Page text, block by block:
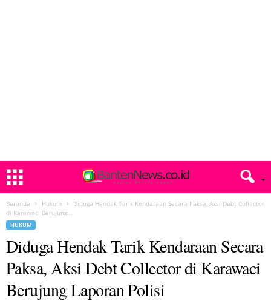
Beranda Hukum
Diduga Hendak Tarik Kendaraan Secara Paksa, Aksi Debt Collector
di Karawaci Berujung...
HUKUM
Diduga Hendak Tarik Kendaraan Secara
Paksa, Aksi Debt Collector di Karawaci
Berujung Laporan Polisi